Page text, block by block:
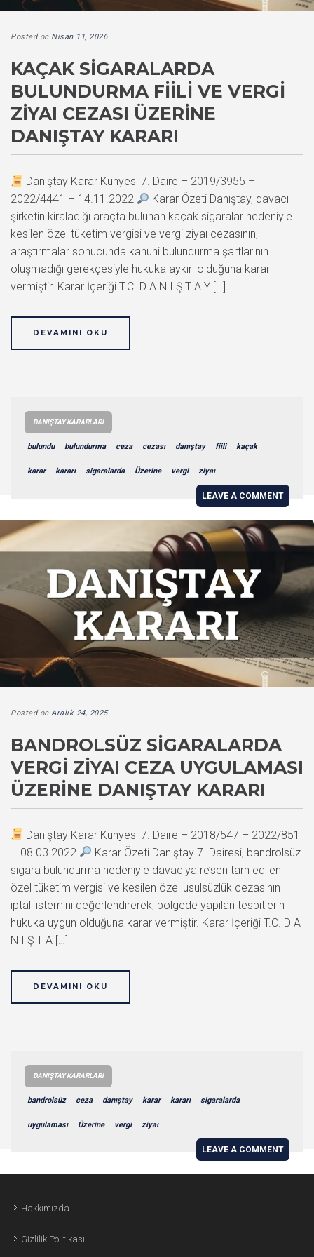
Posted on Nisan 11, 2026
KAÇAK SIGARALARDA
BULUNDURMA FIILI VE VERGI
ZIYAI CEZASI ÜZERINE
DANIŞTAY KARARI
Danıştay Karar Künyesi 7. Daire – 2019/3955 –
2022/4441 – 14.11.2022
Karar Özeti Danıştay, davacı
şirketin kiraladığı araçta bulunan kaçak sigaralar nedeniyle
kesilen özel tüketim vergisi ve vergi ziyaı cezasının,
araştırmalar sonucunda kanuni bulundurma şartlarının
oluşmadığı gerekçesiyle hukuka aykırı olduğuna karar
vermiştir. Karar İçeriği T.C. D A N I Ş T A Y […]
DEVAMINI OKU
DANIŞTAY KARARLARI
bulundu bulundurma ceza cezası danıştay fiili kaçak
karar kararı sigaralarda Üzerine vergi ziyaı
LEAVE A COMMENT
Posted on Aralık 24, 2025
BANDROLSÜZ SIGARALARDA
VERGI ZIYAI CEZA UYGULAMASI
ÜZERINE DANIŞTAY KARARI
Danıştay Karar Künyesi 7. Daire – 2018/547 – 2022/851
– 08.03.2022
Karar Özeti Danıştay 7. Dairesi, bandrolsüz
sigara bulundurma nedeniyle davacıya re’sen tarh edilen
özel tüketim vergisi ve kesilen özel usulsüzlük cezasının
iptali istemini değerlendirerek, bölgede yapılan tespitlerin
hukuka uygun olduğuna karar vermiştir. Karar İçeriği T.C. D A
N I Ş T A […]
DEVAMINI OKU
DANIŞTAY KARARLARI
bandrolsüz ceza danıştay karar kararı sigaralarda
uygulaması Üzerine vergi ziyaı
LEAVE A COMMENT
Hakkımızda
Gizlilik Politikası